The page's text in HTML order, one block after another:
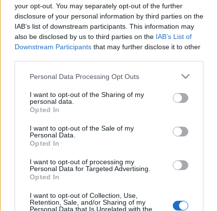
your opt-out. You may separately opt-out of the further
disclosure of your personal information by third parties on the
IAB’s list of downstream participants. This information may
also be disclosed by us to third parties on the IAB’s List of
Downstream Participants that may further disclose it to other
Please note that this website/app uses one or more Google
not limited to your visit or usage behaviour. You may click to
grant or deny consent to Google and its third-party tags to
use your data for below specified purposes in below Google
consent section.
Personal Data Processing Opt Outs
I want to opt-out of the Sharing of my
personal data.
Opted In
I want to opt-out of the Sale of my
Personal Data.
Opted In
I want to opt-out of processing my
Personal Data for Targeted Advertising.
Opted In
I want to opt-out of Collection, Use,
Retention, Sale, and/or Sharing of my
Personal Data that Is Unrelated with the
darabban utalni szeretne legfontosabb műveire, több
részlet beemelésével, hogy az olvasáshoz is kedvet
kapjanak a nézők.
A szerző a darabot szlovákul írja, az előadás mégis
négynyelvű lesz, mert bizonyos részek magyarul, németül
vagy szinkrontolmácsolás nélkül. Sőt, néhány mondatnyi
francia szöveg is kerül a darabba.
Lavrík magyar fordítója,
előadás dramaturgja is, jelenleg az író műveinek korabeli
fogadtatását, a kritikákat, reakciókat tanulmányozza
publicisztikája is jelentős.